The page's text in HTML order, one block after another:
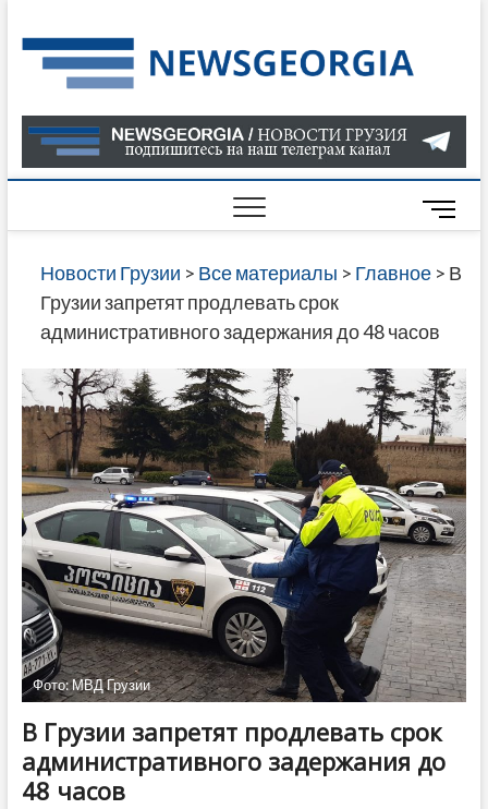
to
content
О
В
ГРУЗИИ
САЙТЕ
M
e
n
B
t
t
o
n
Новости Грузии > Все материалы > Главное> В
Грузии запретят продлевать срок
административного задержания до 48 часов
Фото: МВД Грузии
В Грузии запретят продлевать срок
административного задержания до
48 часов